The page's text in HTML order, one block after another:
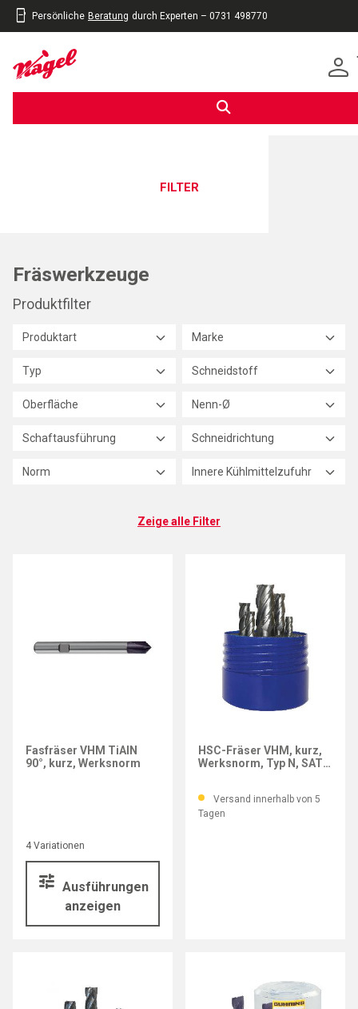
Persönliche Beratung durch Experten – 0731 498770
FILTER
Fräswerkzeuge
Produktfilter
Produktart Marke
Typ Schneidstoff
Oberfläche Nenn-Ø
Schaftausführung Schneidrichtung
Norm Innere Kühlmittelzufuhr
Zeige alle Filter
4 Variationen
Ausführungen
anzeigen
Fasfräser VHM TiAlN
90°, kurz, Werksnorm
HSC-Fräser VHM, kurz,
Werksnorm, Typ N, SATZ
Versand innerhalb von 5
Tagen